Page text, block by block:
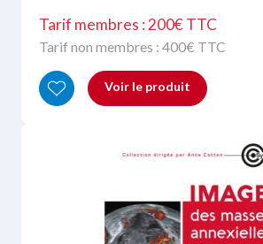
Tarif membres : 200€ TTC
Tarif non membres : 400€ TTC
Voir le produit